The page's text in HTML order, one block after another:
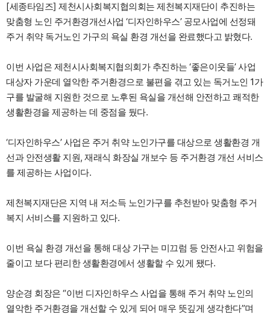
[세종타임즈] 제천시사회복지협의회는 제천복지재단이 추진하는
맞춤형 노인 주거환경개선사업 ‘디자인하우스’ 공모사업에 선정돼
주거 취약 독거노인 가구의 욕실 환경 개선을 완료했다고 밝혔다.
이번 사업은 제천시사회복지협의회가 추진하는 ‘좋은이웃들’ 사업
대상자 가운데 열악한 주거환경으로 불편을 겪고 있는 독거노인 1가
구를 발굴해 지원한 것으로 노후된 욕실을 개선해 안전하고 쾌적한
생활환경을 제공하는 데 중점을 뒀다.
‘디자인하우스’ 사업은 주거 취약 노인가구를 대상으로 생활환경 개
선과 안전생활 지원, 재래식 화장실 개보수 등 주거환경 개선 서비스
를 제공하는 사업이다.
제천복지재단은 지역 내 저소득 노인가구를 추천받아 맞춤형 주거
복지 서비스를 지원하고 있다.
이번 욕실 환경 개선을 통해 대상 가구는 미끄럼 등 안전사고 위험을
줄이고 보다 편리한 생활환경에서 생활할 수 있게 됐다.
양순경 회장은 “이번 디자인하우스 사업을 통해 주거 취약 노인의
열악한 주거환경을 개선할 수 있게 되어 매우 뜻깊게 생각한다”며